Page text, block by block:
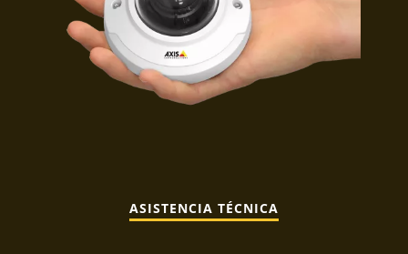
ASISTENCIA TÉCNICA